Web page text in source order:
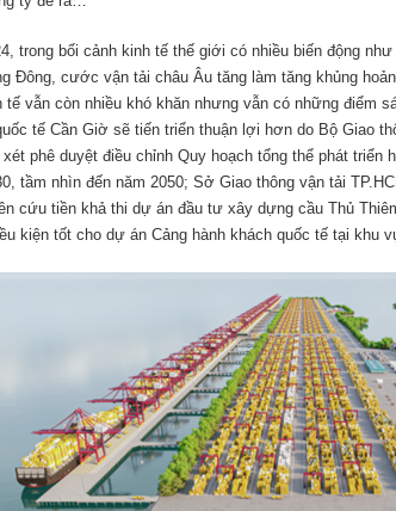
trong bối cảnh kinh tế thế giới có nhiều biến động
Đông, cước vận tải châu Âu tăng làm tăng khủng
tế vẫn còn nhiều khó khăn nhưng vẫn có những điểm
tế Cần Giờ sẽ tiến triển thuận lợi hơn do Bộ Giao
phê duyệt điều chỉnh Quy hoạch tổng thể phát triển
tầm nhìn đến năm 2050; Sở Giao thông vận tải
cứu tiền khả thi dự án đầu tư xây dựng cầu Thủ
kiện tốt cho dự án Cảng hành khách quốc tế tại khu